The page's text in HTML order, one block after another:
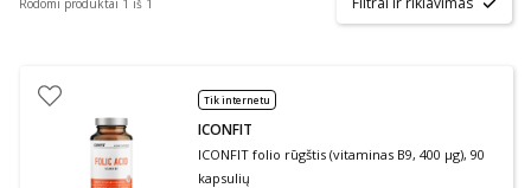
Tik internetu
ICONFIT
ICONFIT folio rūgštis (vitaminas B9, 400 μg), 90
kapsulių